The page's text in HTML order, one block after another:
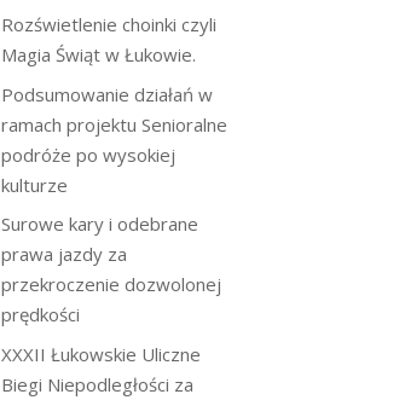
Rozświetlenie choinki czyli
Magia Świąt w Łukowie.
Podsumowanie działań w
ramach projektu Senioralne
podróże po wysokiej
kulturze
Surowe kary i odebrane
prawa jazdy za
przekroczenie dozwolonej
prędkości
XXXII Łukowskie Uliczne
Biegi Niepodległości za